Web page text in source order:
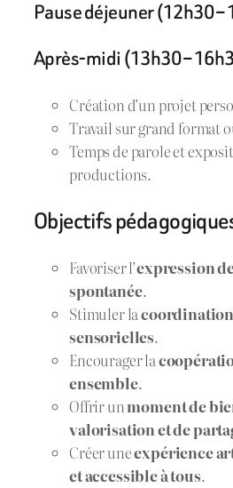
Pause déjeuner (12h30 –
Après-midi (13h30 –
Création d’un projet
Travail sur grand format
Temps de parole et
productions.
Objectifs
Favoriser l’expression
spontanée.
Stimuler lacoordination
sensorielles.
Encourager la
ensemble.
Offrir unmoment de
valorisation et de
Créer uneexpérience
et accessible à tous.